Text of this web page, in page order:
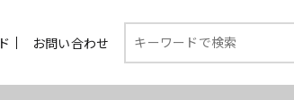
お問い合わせ